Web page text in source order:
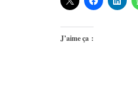
J’aime ça :